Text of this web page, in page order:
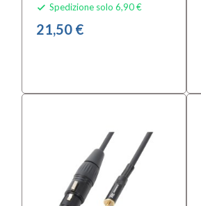
 Spedizione solo 6,90 €
21,50 €